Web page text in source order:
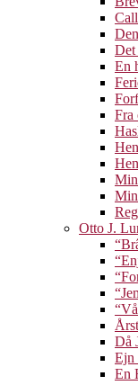
Det
En
Fra
Otto J.
Då
Ejn
En